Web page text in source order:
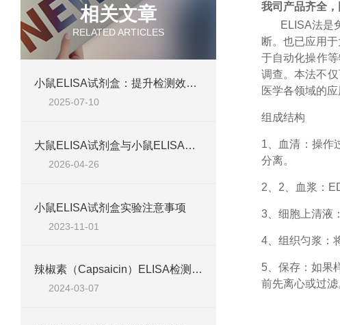
相关文章
RELATED ARTICLES
小鼠ELISA试剂盒：提升检测效率与准确性的解决方案
2025-07-10
大鼠ELISA试剂盒与小鼠ELISA试剂盒对比：检测差异、适用物种及实验场景差异化分析
2026-04-26
小鼠ELISA试剂盒实验注意事项
2023-11-01
辣椒素（Capsaicin）ELISA检测试剂盒说明
2024-03-07
我司产品齐全
ELISA法是
断。也已应用
于自动化操作
调查。本法不
医学各领域的应
组成结构
1、 血清：操作
分离。
2、 2、血浆：
3、细胞上清液
4、组织匀浆：
5、保存：如果
前先离心或过